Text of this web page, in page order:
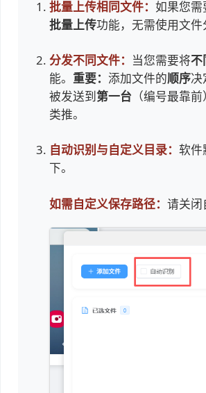
批量上传相同文件： 如果您需
批量上传功能，无需使用文件
分发不同文件： 当您需要将不
能。 重要： 添加文件的顺序决
被发送到第一台 （编号最靠
类推。
自动识别与自定义目录： 软件
下。
如需自定义保存路径： 请关闭